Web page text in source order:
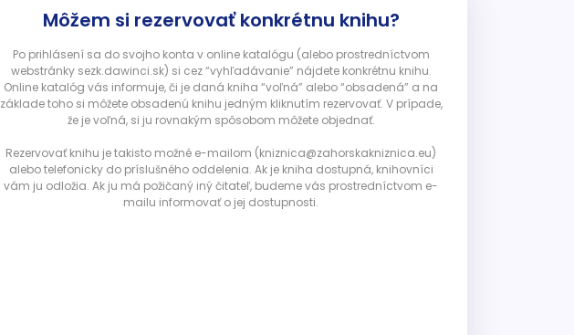
Môžem si rezervovať konkrétnu knihu?
Po prihlásení sa do svojho konta v online katalógu (alebo prostredníctvom
webstránky sezk.dawinci.sk) si cez “vyhľadávanie” nájdete konkrétnu knihu.
Online katalóg vás informuje, či je daná kniha “voľná” alebo “obsadená” a na
základe toho si môžete obsadenú knihu jedným kliknutím rezervovať. V prípade,
že je voľná, si ju rovnakým spôsobom môžete objednať.
Rezervovať knihu je takisto možné e-mailom (kniznica@zahorskakniznica.eu)
alebo telefonicky do príslušného oddelenia. Ak je kniha dostupná, knihovníci
vám ju odložia. Ak ju má požičaný iný čitateľ, budeme vás prostredníctvom e-
mailu informovať o jej dostupnosti.